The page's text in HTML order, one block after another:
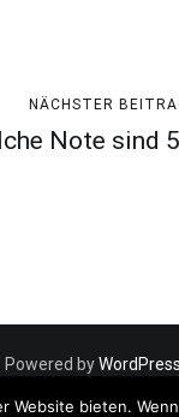
NÄCHSTER
Note sind
Powered byWordPress
bieten.